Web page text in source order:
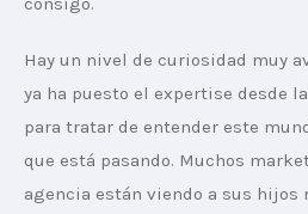
Hay un nivel de curiosidad muy
ya ha puesto el expertise desde
para tratar de entender este
que está pasando. Muchos
agencia están viendo a sus hijos